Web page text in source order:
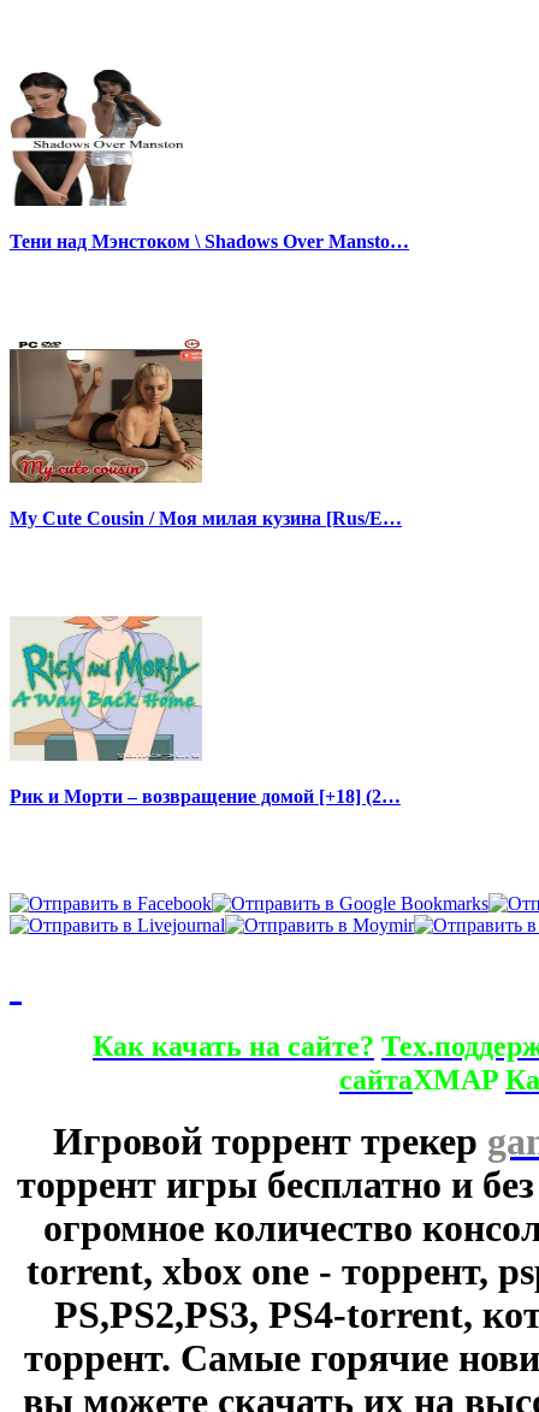
Тени над Мэнстоком \ Shadows Over Mansto…
My Cute Cousin / Моя милая кузина [Rus/E…
Рик и Морти – возвращение домой [+18] (2…
Как качать на сайте?
сайтаXMAP
Игровой торрент трекер
торрент игры бесплатно и
огромное количество
torrent, xbox one - торрент,
PS,PS2,PS3, PS4-torrent,
торрент. Самые горячие
вы можете скачать их на